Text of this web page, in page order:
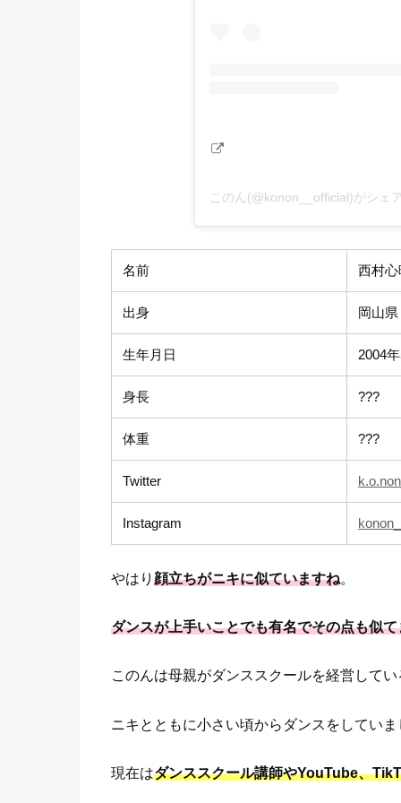
このん(@konon__official)がシェ
名前 西村
出身 岡山県
生年月日 2004
身長 ???
体重 ???
Twitter
Instagram
やはり 顔立ちがニキに似ていますね。
ダンスが上手いことでも有名でその点も似
このんは母親がダンススクールを経営して
ニキとともに小さい頃からダンスをしていま
現在はダンススクール講師やYouTube、